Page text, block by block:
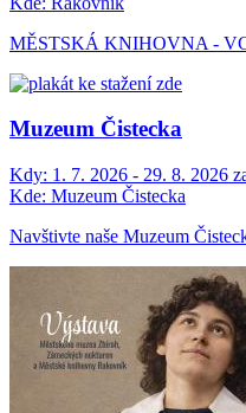
MĚSTSKÁ KNIHOVNA -
Muzeum Čistecka
Kdy: 1. 7. 2026 - 29. 8. 2026
Kde: Muzeum Čistecka
Navštivte naše Muzeum